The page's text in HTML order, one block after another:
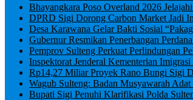
Bhayangkara Poso Overland 2026
DPRD Sigi Dorong Carbon Market Jadi
Desa Karawana Gelar Bakti Sosial
Gubernur Resmikan Penerbangan
Pemprov Sulteng Perkuat Perlindungan
Inspektorat Jenderal Kementerian
Rp14,27 Miliar Proyek Rano Bungi Sigi
Wagub Sulteng: Badan Musyawarah
Bupati Sigi Penuhi Klarifikasi Polda